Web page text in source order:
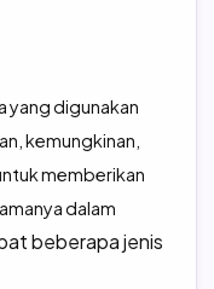
yang digunakan
kemungkinan,
memberikan
dalam
beberapa jenis